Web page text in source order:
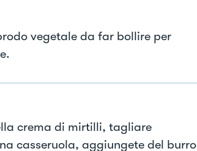
vegetale da far bollire per
crema di mirtilli, tagliare
casseruola, aggiungete del burro